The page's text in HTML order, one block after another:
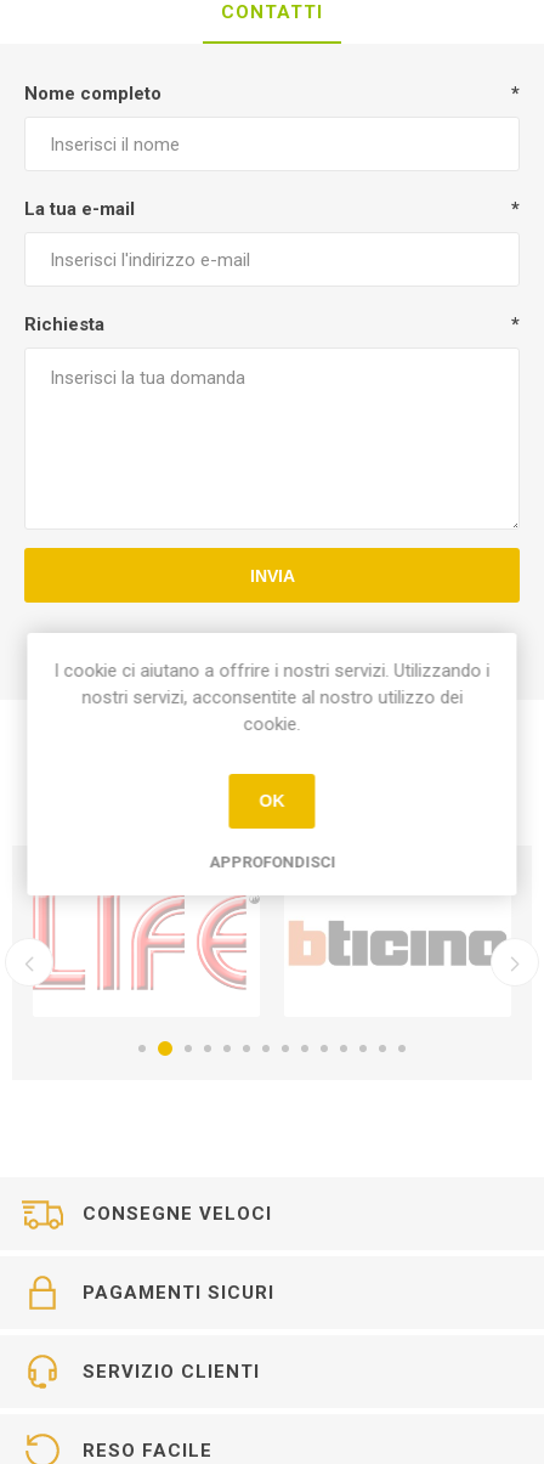
CONTATTI
Nome completo *
La tua e-mail *
Richiesta *
INVIA
CONSEGNE VELOCI
PAGAMENTI SICURI
SERVIZIO CLIENTI
RESO FACILE
I cookie ci aiutano a offrire i nostri servizi. Utilizzando i
nostri servizi, acconsentite al nostro utilizzo dei
cookie.
OK
APPROFONDISCI